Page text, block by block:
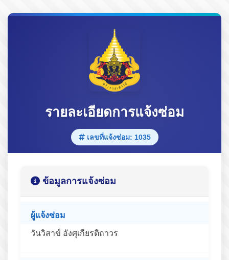
รายละเอียดการแจ้งซ่อม
เลขที่แจ้งซ่อม: 1035
ข้อมูลการแจ้งซ่อม
ผู้แจ้งซ่อม
วันวิสาข์ อังศุเกียรติถาวร